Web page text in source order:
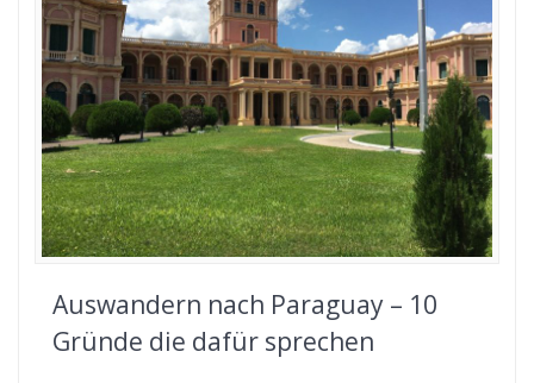
Auswandern nach Paraguay – 10
Gründe die dafür sprechen